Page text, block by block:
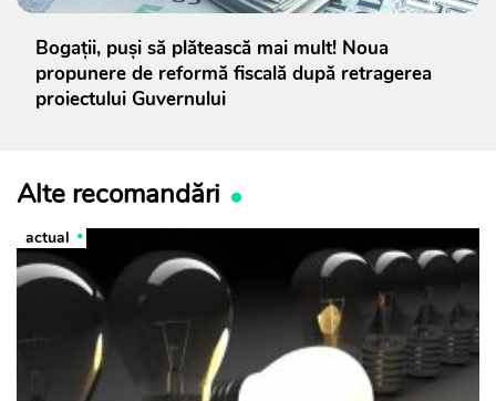
Bogații, puși să plătească mai mult! Noua
propunere de reformă fiscală după retragerea
proiectului Guvernului
Alte recomandări
actual